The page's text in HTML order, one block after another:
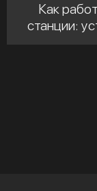
Как
станции: